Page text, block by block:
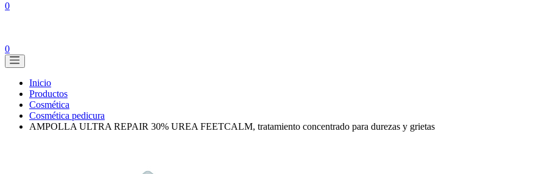
0
0
Inicio
Productos
Cosmética
Cosmética pedicura
AMPOLLA ULTRA REPAIR 30% UREA FEETCALM, tratamiento concentrado para durezas y grietas